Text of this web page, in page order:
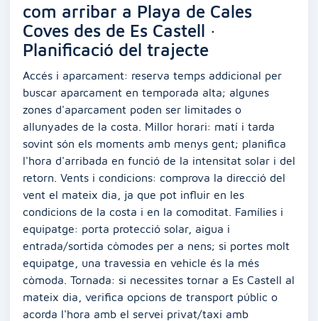
com arribar a Playa de Cales
Coves des de Es Castell ·
Planificació del trajecte
Accés i aparcament: reserva temps addicional per
buscar aparcament en temporada alta; algunes
zones d'aparcament poden ser limitades o
allunyades de la costa. Millor horari: matí i tarda
sovint són els moments amb menys gent; planifica
l'hora d'arribada en funció de la intensitat solar i del
retorn. Vents i condicions: comprova la direcció del
vent el mateix dia, ja que pot influir en les
condicions de la costa i en la comoditat. Famílies i
equipatge: porta protecció solar, aigua i
entrada/sortida còmodes per a nens; si portes molt
equipatge, una travessia en vehicle és la més
còmoda. Tornada: si necessites tornar a Es Castell al
mateix dia, verifica opcions de transport públic o
acorda l'hora amb el servei privat/taxi amb